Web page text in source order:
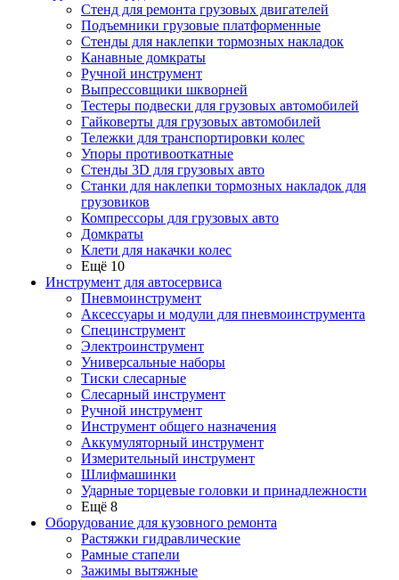
Стенд для ремонта грузовых двигателей
Подъемники грузовые платформенные
Стенды для наклепки тормозных накладок
Канавные домкраты
Ручной инструмент
Выпрессовщики шкворней
Тестеры подвески для грузовых автомобилей
Гайковерты для грузовых автомобилей
Тележки для транспортировки колес
Упоры противооткатные
Стенды 3D для грузовых авто
Станки для наклепки тормозных накладок для
грузовиков
Компрессоры для грузовых авто
Домкраты
Клети для накачки колес
Ещё 10
Инструмент для автосервиса
Пневмоинструмент
Аксессуары и модули для пневмоинструмента
Специнструмент
Электроинструмент
Универсальные наборы
Тиски слесарные
Слесарный инструмент
Ручной инструмент
Инструмент общего назначения
Аккумуляторный инструмент
Измерительный инструмент
Шлифмашинки
Ударные торцевые головки и принадлежности
Ещё 8
Оборудование для кузовного ремонта
Растяжки гидравлические
Рамные стапели
Зажимы вытяжные